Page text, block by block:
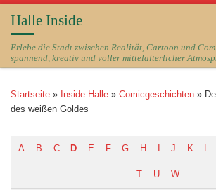
Zum Inhalt springen
Halle Inside
Erlebe die Stadt zwischen Realität, Cartoon und
spannend, kreativ und voller mittelalterlicher
Startseite » Inside Halle » Comicgeschichten »
des weißen Goldes
A B C D E F G H J K L
U W